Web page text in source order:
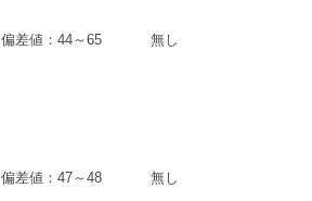
偏差値：44～65 無し
偏差値：47～48 無し